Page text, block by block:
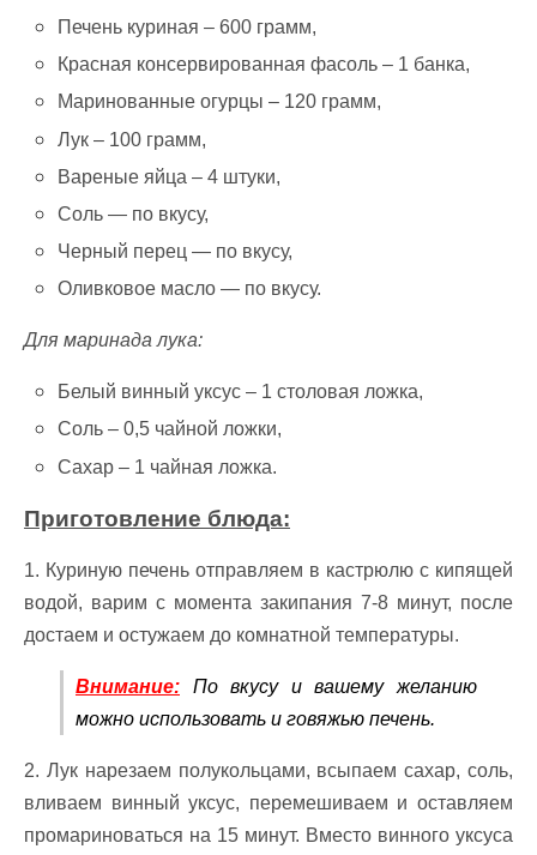
Печень куриная – 600 грамм,
Красная консервированная фасоль – 1 банка,
Маринованные огурцы – 120 грамм,
Лук – 100 грамм,
Вареные яйца – 4 штуки,
Соль — по вкусу,
Черный перец — по вкусу,
Оливковое масло — по вкусу.
Для маринада лука:
Белый винный уксус – 1 столовая ложка,
Соль – 0,5 чайной ложки,
Сахар – 1 чайная ложка.
Приготовление блюда:
1. Куриную печень отправляем в кастрюлю с кипящей
водой, варим с момента закипания 7-8 минут, после
достаем и остужаем до комнатной температуры.
Внимание: По вкусу и вашему желанию
можно использовать и говяжью печень.
2. Лук нарезаем полукольцами, всыпаем сахар, соль,
вливаем винный уксус, перемешиваем и оставляем
промариноваться на 15 минут. Вместо винного уксуса